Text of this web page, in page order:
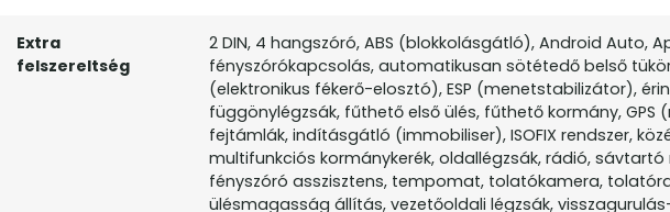
Extra
felszereltség
2 DIN, 4 hangszóró, ABS (blokkolásgátló), Android Auto,
fényszórókapcsolás, automatikusan sötétedő belső
(elektronikus fékerő-elosztó), ESP (menetstabilizátor),
függönylégzsák, fűthető első ülés, fűthető kormány,
fejtámlák, indításgátló (immobiliser), ISOFIX rendszer,
multifunkciós kormánykerék, oldallégzsák, rádió,
fényszóró asszisztens, tempomat, tolatókamera,
ülésmagasság állítás, vezetőoldali légzsák,